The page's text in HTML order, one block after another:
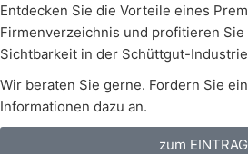
Entdecken Sie die Vorteile eines
Firmenverzeichnis und profitieren
Sichtbarkeit in der Schüttgut-
Wir beraten Sie gerne. Fordern Sie
Informationen dazu an.
zum EINTRAG